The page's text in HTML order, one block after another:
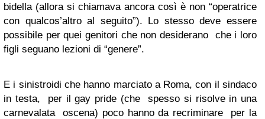
bidella (allora si chiamava ancora così è non “operatrice
con qualcos’altro al seguito”). Lo stesso deve essere
possibile per quei genitori che non desiderano che i loro
figli seguano lezioni di “genere”.
E i sinistroidi che hanno marciato a Roma, con il sindaco
in testa, per il gay pride (che spesso si risolve in una
carnevalata oscena) poco hanno da recriminare per la